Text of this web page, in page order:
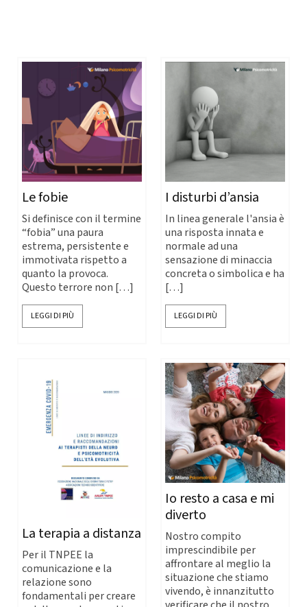
Le fobie
Si definisce con il termine
“fobia” una paura
estrema, persistente e
immotivata rispetto a
quanto la provoca.
Questo terrore non […]
LEGGI DI PIÙ
I disturbi d’ansia
In linea generale l'ansia è
una risposta innata e
normale ad una
sensazione di minaccia
concreta o simbolica e ha
[…]
LEGGI DI PIÙ
La terapia a distanza
Per il TNPEE la
comunicazione e la
relazione sono
fondamentali per creare
Io resto a casa e mi
diverto
Nostro compito
imprescindibile per
affrontare al meglio la
situazione che stiamo
vivendo, è innanzitutto